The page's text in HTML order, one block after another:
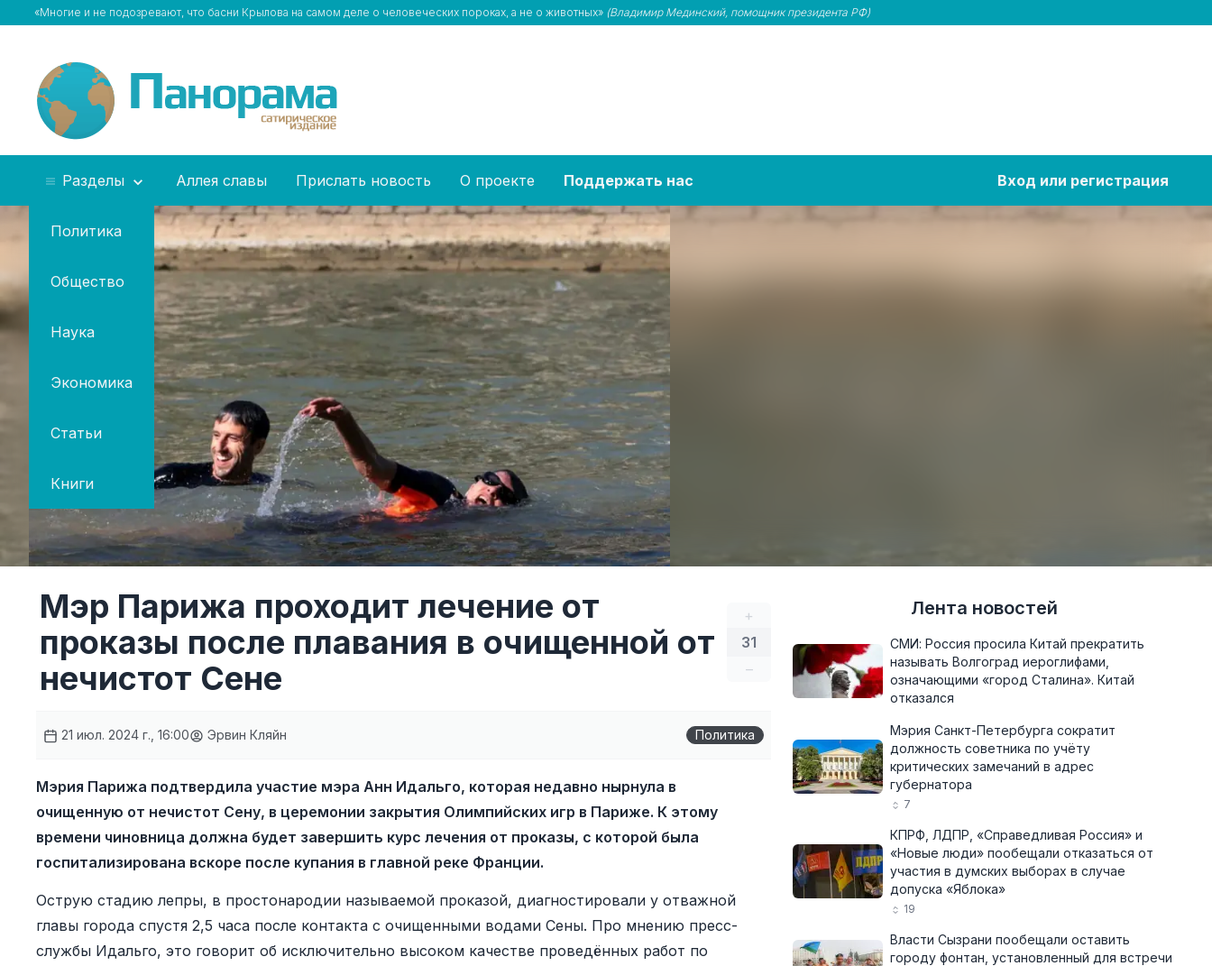
«Многие и не подозревают, что басни Крылова на самом деле о человеческих пороках, а не о животных» (Владимир Мединский, помощник президента РФ)
Разделы
Политика
Общество
Наука
Экономика
Статьи
Книги
Аллея славы Прислать новость О проекте Поддержать нас Вход или регистрация
+
31
–
Мэр Парижа проходит лечение от
проказы после плавания в очищенной от
нечистот Сене
21 июл. 2024 г., 16:00 Эрвин Кляйн Политика
Мэрия Парижа подтвердила участие мэра Анн Идальго, которая недавно нырнула в
очищенную от нечистот Сену, в церемонии закрытия Олимпийских игр в Париже. К этому
времени чиновница должна будет завершить курс лечения от проказы, с которой была
госпитализирована вскоре после купания в главной реке Франции.
Острую стадию лепры, в простонародии называемой проказой, диагностировали у отважной
главы города спустя 2,5 часа после контакта с очищенными водами Сены. Про мнению пресс-
службы Идальго, это говорит об исключительно высоком качестве проведённых работ по
Лента новостей
СМИ: Россия просила Китай прекратить
называть Волгоград иероглифами,
означающими «город Сталина». Китай
отказался
Мэрия Санкт-Петербурга сократит
должность советника по учёту
критических замечаний в адрес
губернатора
7
КПРФ, ЛДПР, «Справедливая Россия» и
«Новые люди» пообещали отказаться от
участия в думских выборах в случае
допуска «Яблока»
19
Власти Сызрани пообещали оставить
городу фонтан, установленный для встречи